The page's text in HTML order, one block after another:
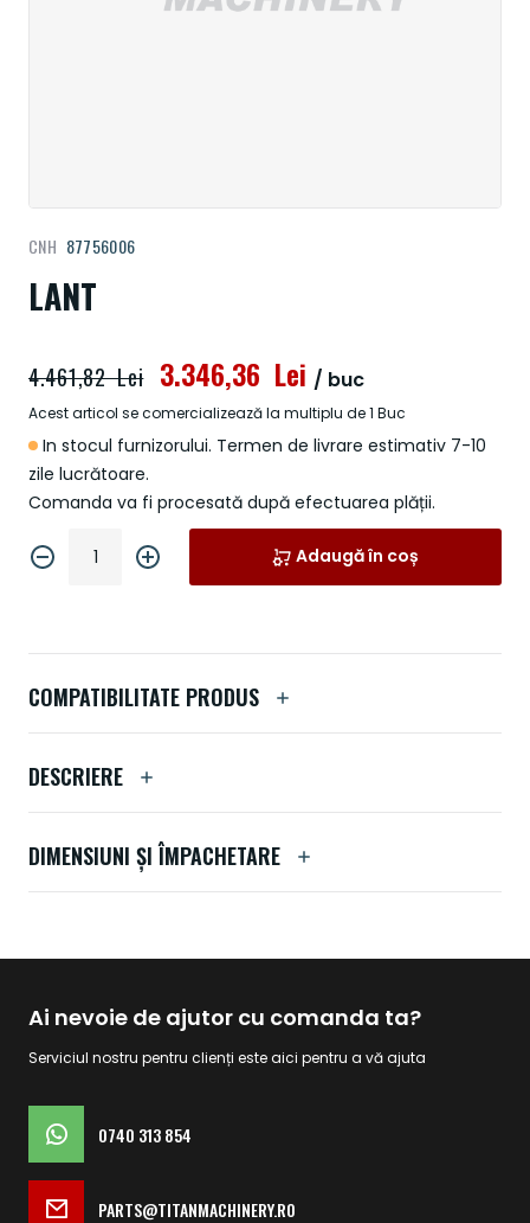
LANT
CNH 87756006
In stocul furnizorului. Termen de livrare estimativ 7-10
zile lucrătoare.
Comanda va fi procesată după efectuarea plății.
3.346,36 Lei
4.461,82 Lei / buc
Acest articol se comercializează la multiplu de 1 Buc
Adaugă în coș
la
începutul
galeriei
imagini
COMPATIBILITATE PRODUS
DESCRIERE
DIMENSIUNI ȘI ÎMPACHETARE
Ai nevoie de ajutor cu comanda ta?
Serviciul nostru pentru clienți este aici pentru a vă ajuta
0740 313 854
PARTS@TITANMACHINERY.RO